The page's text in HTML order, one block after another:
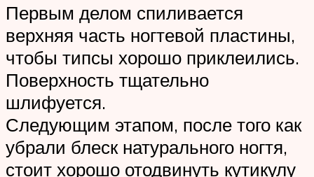
Первым делом спиливается
верхняя часть ногтевой пластины,
чтобы типсы хорошо приклеились.
Поверхность тщательно
шлифуется.
Следующим этапом, после того как
убрали блеск натурального ногтя,
стоит хорошо отодвинуть кутикулу